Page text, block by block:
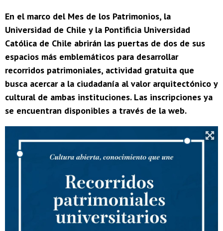
En el marco del Mes de los Patrimonios, la
Universidad de Chile y la Pontificia Universidad
Católica de Chile abrirán las puertas de dos de sus
espacios más emblemáticos para desarrollar
recorridos patrimoniales, actividad gratuita que
busca acercar a la ciudadanía al valor arquitectónico y
cultural de ambas instituciones. Las inscripciones ya
se encuentran disponibles a través de la web.